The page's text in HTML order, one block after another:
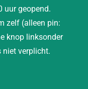
uur geopend.
zelf (alleen pin:
knop linksonder
niet verplicht.